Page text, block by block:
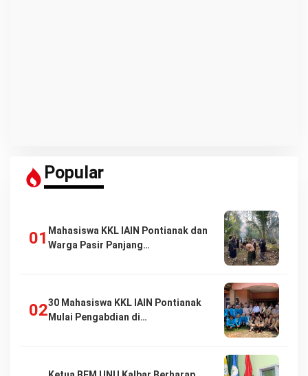
Popular
Mahasiswa KKL IAIN Pontianak dan
Warga Pasir Panjang…
30 Mahasiswa KKL IAIN Pontianak
Mulai Pengabdian di…